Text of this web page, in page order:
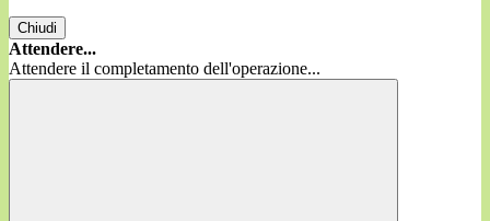
Chiudi
Attendere...
Attendere il completamento dell'operazione...